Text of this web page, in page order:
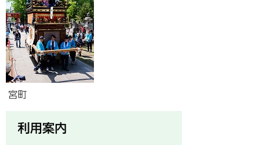
宮町
利用案内